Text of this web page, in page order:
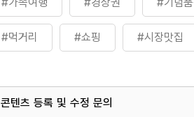
#가족여행 #경상권 #기념품
#먹거리 #쇼핑 #시장맛집
#친구와함께 #특산물
콘텐츠 등록 및 수정 문의